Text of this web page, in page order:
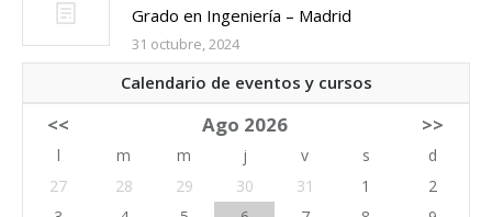
Grado en Ingeniería – Madrid
31 octubre, 2024
Calendario de eventos y cursos
<< Ago 2026 >>
l m m j v s
d
27
28 29 30 31 1
2